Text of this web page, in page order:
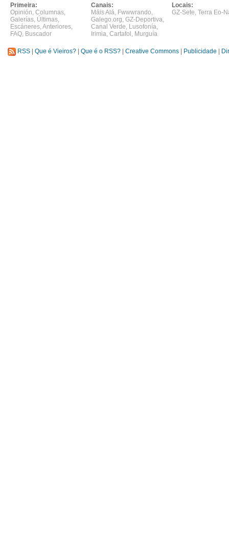
Primeira:
Opinión, Columnas,
Galerías, Últimas,
Escáneres,Anteriores,
FAQ, Buscador
Canais:
Máis Alá, Fwwwrando,
Galego.org, GZ-Deportiva,
Canal Verde, Lusofonía,
Irimia, Cartafol , Murguía
Locais:
GZ-Sete, Terra Eo-
RSS Que é Vieiros? Que é o RSS? Creative Commons Publicidade